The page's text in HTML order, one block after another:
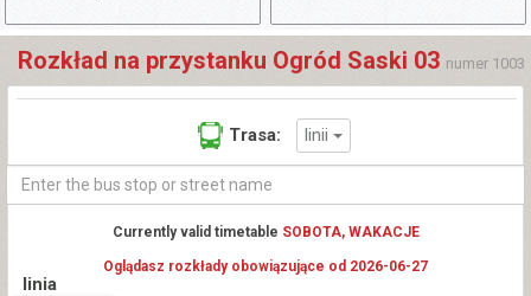
Rozkład na przystanku Ogród Saski 03 numer 1003
Trasa: linii
Currently valid timetable SOBOTA, WAKACJE
Oglądasz rozkłady obowiązujące od 2026-06-27
linia